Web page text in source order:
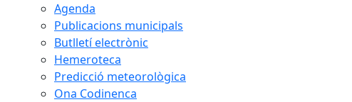
Agenda
Publicacions municipals
Butlletí electrònic
Hemeroteca
Predicció meteorològica
Ona Codinenca